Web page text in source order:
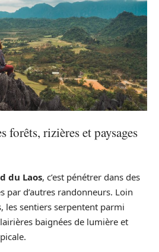
forêts, rizières et paysages
du Laos, c’est pénétrer dans des
par d’autres randonneurs. Loin
les sentiers serpentent parmi
baignées de lumière et